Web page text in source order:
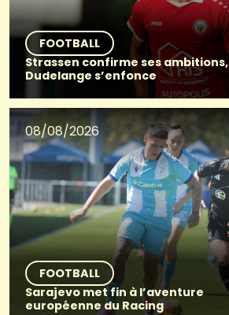
FOOTBALL
Strassen confirme ses ambitions,
Dudelange s’enfonce
08/08/2026
FOOTBALL
Sarajevo met fin à l’aventure
européenne du Racing